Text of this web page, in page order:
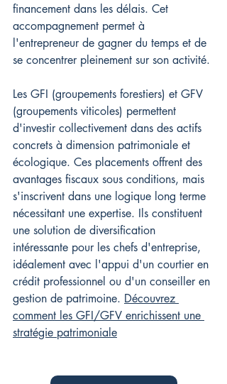
financement dans les délais. Cet
accompagnement permet à
l'entrepreneur de gagner du temps et de
se concentrer pleinement sur son activité.
Les GFI (groupements forestiers) et GFV
(groupements viticoles) permettent
d'investir collectivement dans des actifs
concrets à dimension patrimoniale et
écologique. Ces placements offrent des
avantages fiscaux sous conditions, mais
s'inscrivent dans une logique long terme
nécessitant une expertise. Ils constituent
une solution de diversification
intéressante pour les chefs d'entreprise,
idéalement avec l'appui d'un courtier en
crédit professionnel ou d'un conseiller en
gestion de patrimoine. Découvrez
comment les GFI/GFV enrichissent une
stratégie patrimoniale